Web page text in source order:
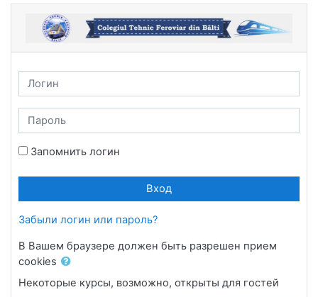
Перейти к основному содержанию
Логин
Пароль
Запомнить логин
Вход
Забыли логин или пароль?
В Вашем браузере должен быть разрешен прием
cookies
Некоторые курсы, возможно, открыты для гостей